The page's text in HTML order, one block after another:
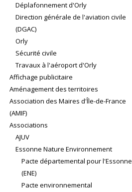
Déplafonnement d'Orly
Direction générale de l'aviation civile
(DGAC)
Orly
Sécurité civile
Travaux à l'aéroport d'Orly
Affichage publicitaire
Aménagement des territoires
Association des Maires d'Île-de-France
(AMIF)
Associations
AJUV
Essonne Nature Environnement
Pacte départemental pour l'Essonne
(ENE)
Pacte environnemental